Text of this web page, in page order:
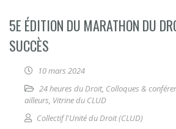
5E ÉDITION DU MARATHON DU
SUCCÈS
10 mars 2024
24 heures du Droit, Colloques &
ailleurs, Vitrine du CLUD
Collectif l'Unité du Droit (CLUD)